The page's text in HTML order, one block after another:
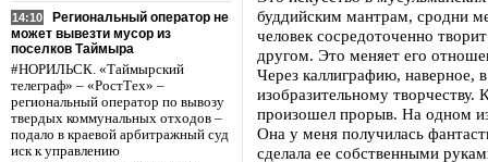
14:10
Региональный оператор не
может вывезти мусор из
поселков Таймыра
#НОРИЛЬСК. «Таймырский
телеграф» – «РостТех» –
региональный оператор по вывозу
твердых коммунальных отходов –
подало в краевой арбитражный суд
иск к управлению
буддийским мантрам, сродни
человек сосредоточенно
другом. Это меняет его
Через каллиграфию, наверное,
изобразительному творчеству.
произошел прорыв. На одном
Она у меня получилась
сделала ее собственными